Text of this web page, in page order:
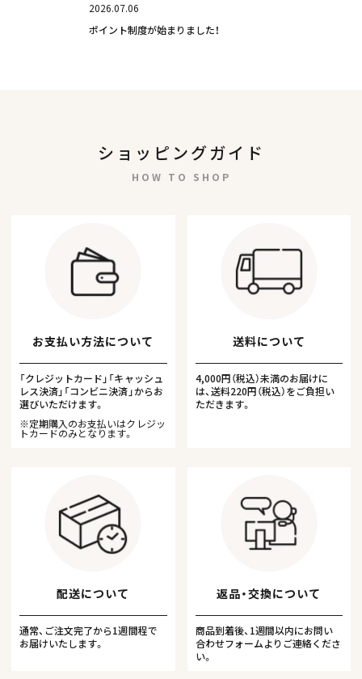
2026.07.06
ポイント制度が始まりました！
ショッピングガイド
HOW TO SHOP
お支払い方法について
「クレジットカード」「キャッシュ
レス決済」「コンビニ決済」からお
選びいただけます。
※定期購入のお支払いはクレジッ
トカードのみとなります。
送料について
4,000円（税込）未満のお届けに
は、送料220円（税込）をご負担い
ただきます。
配送について
通常、ご注文完了から1週間程で
お届けいたします。
返品・交換について
商品到着後、1週間以内にお問い
合わせフォームよりご連絡くださ
い。